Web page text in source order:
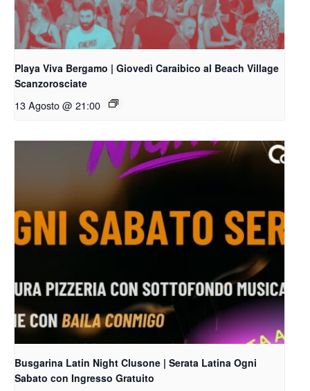
Playa Viva Bergamo | Giovedì Caraibico al Beach Village
Scanzorosciate
13 Agosto @ 21:00
Busgarina Latin Night Clusone | Serata Latina Ogni
Sabato con Ingresso Gratuito